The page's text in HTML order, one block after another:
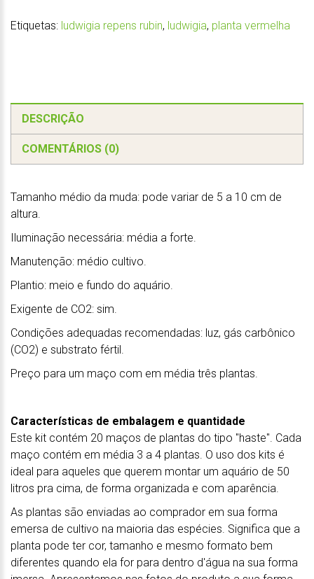
Etiquetas: ludwigia repens rubin, ludwigia, planta vermelha
DESCRIÇÃO
COMENTÁRIOS (0)
Tamanho médio da muda: pode variar de 5 a 10 cm de
altura.
Iluminação necessária: média a forte.
Manutenção: médio cultivo.
Plantio: meio e fundo do aquário.
Exigente de CO2: sim.
Condições adequadas recomendadas: luz, gás carbônico
(CO2) e substrato fértil.
Preço para um maço com em média três plantas.
Características de embalagem e quantidade
Este kit contém 20 maços de plantas do tipo "haste". Cada
maço contém em média 3 a 4 plantas. O uso dos kits é
ideal para aqueles que querem montar um aquário de 50
litros pra cima, de forma organizada e com aparência.
As plantas são enviadas ao comprador em sua forma
emersa de cultivo na maioria das espécies. Significa que a
planta pode ter cor, tamanho e mesmo formato bem
diferentes quando ela for para dentro d'água na sua forma